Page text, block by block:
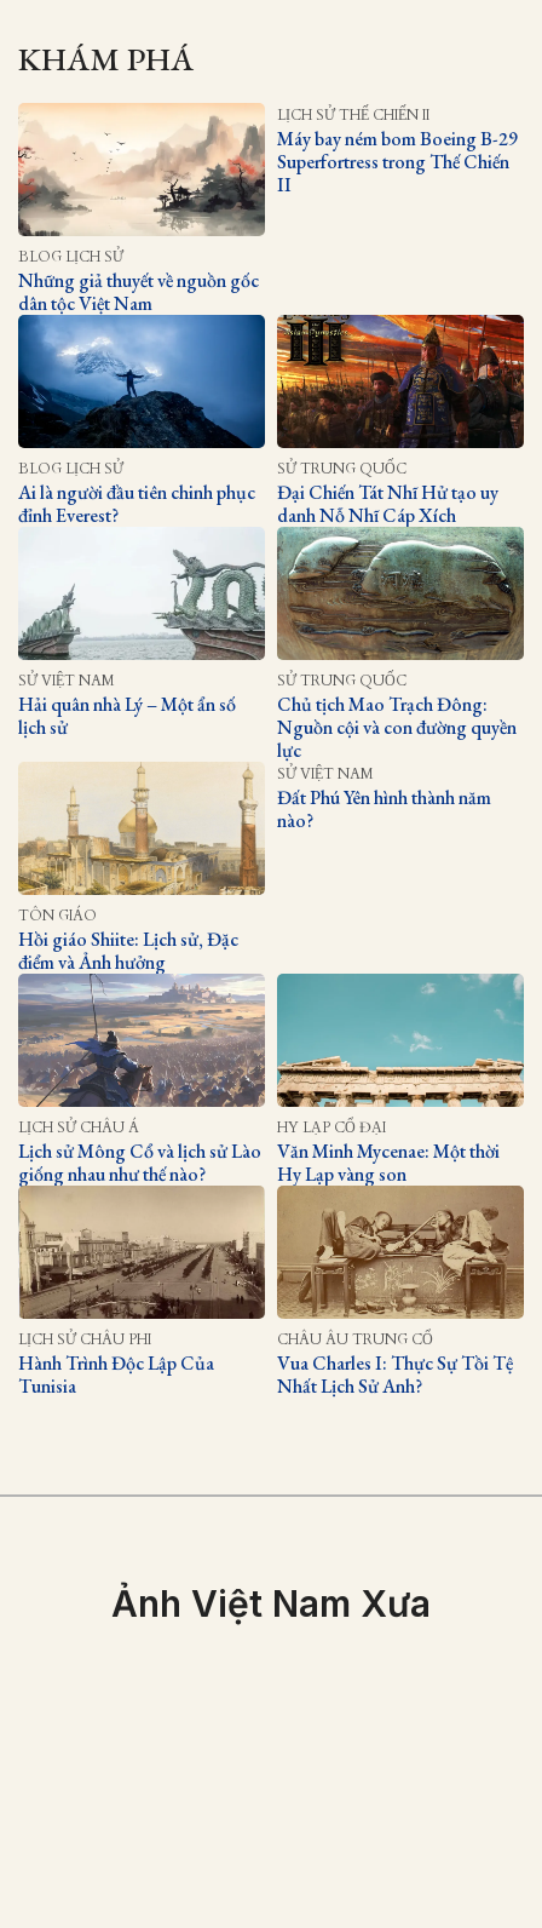
KHÁM PHÁ
BLOG LỊCH SỬ
Những giả thuyết về nguồn gốc
dân tộc Việt Nam
LỊCH SỬ THẾ CHIẾN II
Máy bay ném bom Boeing B-29
Superfortress trong Thế Chiến
II
BLOG LỊCH SỬ
Ai là người đầu tiên chinh phục
đỉnh Everest?
SỬ TRUNG QUỐC
Đại Chiến Tát Nhĩ Hử tạo uy
danh Nỗ Nhĩ Cáp Xích
SỬ VIỆT NAM
Hải quân nhà Lý – Một ẩn số
lịch sử
SỬ TRUNG QUỐC
Chủ tịch Mao Trạch Đông:
Nguồn cội và con đường quyền
lực
TÔN GIÁO
Hồi giáo Shiite: Lịch sử, Đặc
điểm và Ảnh hưởng
SỬ VIỆT NAM
Đất Phú Yên hình thành năm
nào?
LỊCH SỬ CHÂU Á
Lịch sử Mông Cổ và lịch sử Lào
giống nhau như thế nào?
HY LẠP CỔ ĐẠI
Văn Minh Mycenae: Một thời
Hy Lạp vàng son
LỊCH SỬ CHÂU PHI
Hành Trình Độc Lập Của
Tunisia
CHÂU ÂU TRUNG CỔ
Vua Charles I: Thực Sự Tồi Tệ
Nhất Lịch Sử Anh?
Ảnh Việt Nam Xưa